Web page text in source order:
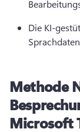
Die KI-
Methode
Microsoft